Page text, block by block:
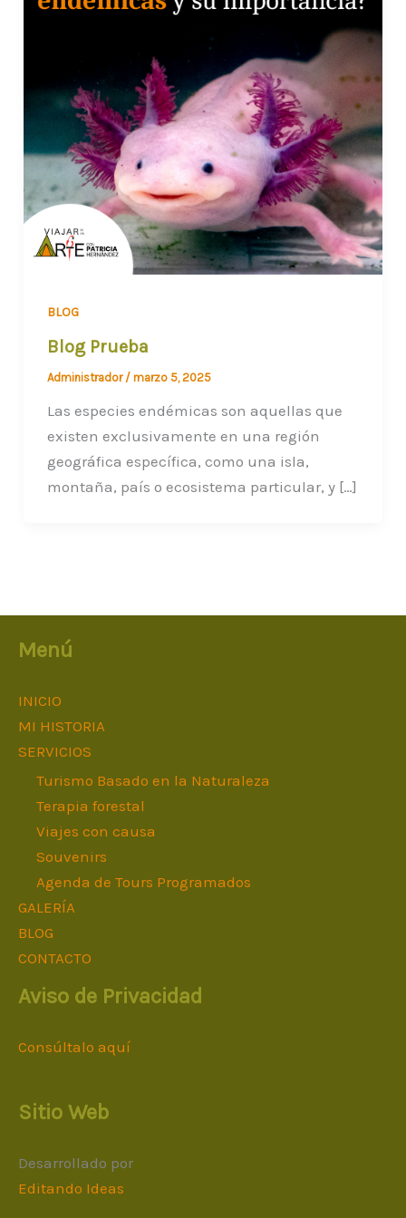
BLOG
Blog Prueba
Administrador / marzo 5, 2025
Las especies endémicas son aquellas que
existen exclusivamente en una región
geográfica específica, como una isla,
montaña, país o ecosistema particular, y […]
Menú
INICIO
MI HISTORIA
SERVICIOS
Turismo Basado en la Naturaleza
Terapia forestal
Viajes con causa
Souvenirs
Agenda de Tours Programados
GALERÍA
BLOG
CONTACTO
Aviso de Privacidad
Consúltalo aquí
Sitio Web
Desarrollado por
Editando Ideas